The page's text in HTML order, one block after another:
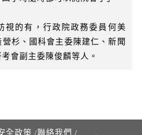
視的有，行政院政務委員何美
杉、國科會主委陳建仁、新聞
會副主委陳俊麟等人。
全政策 /聯絡我們 /